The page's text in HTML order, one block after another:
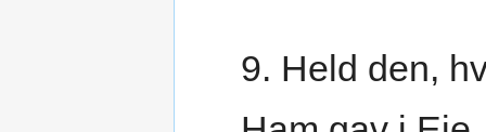
9. Held den,